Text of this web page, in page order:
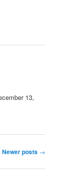
13,
Newer posts →